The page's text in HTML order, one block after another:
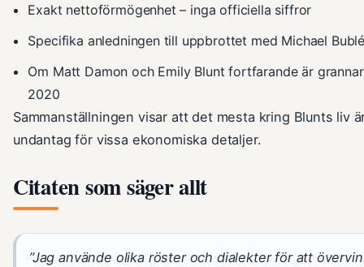
Exakt nettoförmögenhet – inga officiella siffror
Specifika anledningen till uppbrottet med Michael
Om Matt Damon och Emily Blunt fortfarande är
2020
Sammanställningen visar att det mesta kring Blunts liv
undantag för vissa ekonomiska detaljer.
Citaten som säger allt
”Jag använde olika röster och dialekter för att